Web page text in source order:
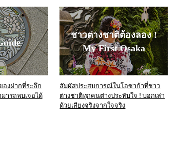
องฝากที่ระลึก
ารถพบเจอได้
ชาวต่างชาติต้องลอง !
My First Osaka
สัมผัสประสบการณ์ในโอซาก้าที่ชาว
ต่างชาติทุกคนต่างประทับใจ ! บอกเล่า
ด้วยเสียงจริงจากใจจริง